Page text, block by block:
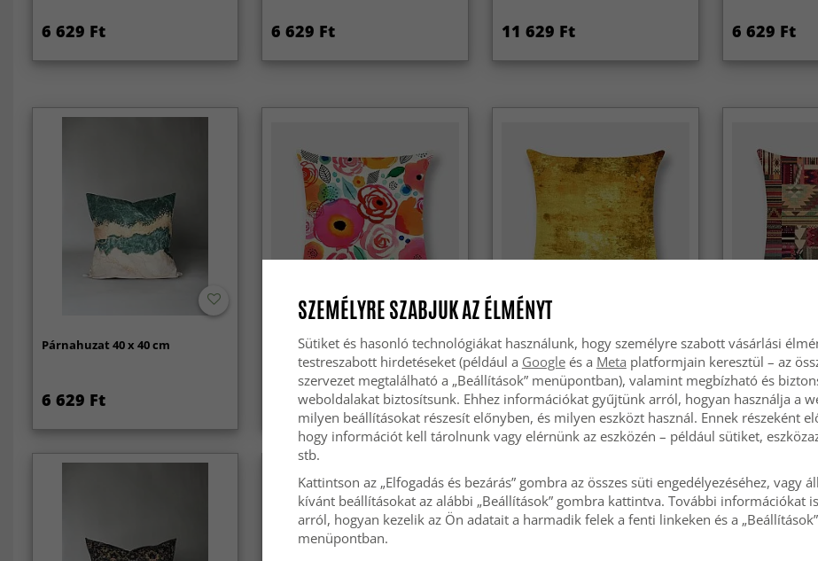
6 629 Ft 6 629 Ft 11 629 Ft 6 629 Ft
Párnahuzat 40 x 40 cm
6 629 Ft
Párnahuzat 40 x 40 cm
6 629 Ft
Párnahuzat 40 x 40 cm
6 629 Ft
Párnahuzat 40
6 629 Ft
SZEMÉLYRE SZABJUK AZ ÉLMÉNYT
Sütiket és hasonló technológiákat használunk, hogy személyre szabott vásárlási
testreszabott hirdetéseket (például a Googleés a Meta platformjain keresztül – az
szervezet megtalálható a „Beállítások” menüpontban), valamint megbízható és
weboldalakat biztosítsunk. Ehhez információkat gyűjtünk arról, hogyan használja a
milyen beállításokat részesít előnyben, és milyen eszközt használ. Ennek részeként
hogy információt kell tárolnunk vagy elérnünk az eszközén – például sütiket,
stb.
Kattintson az „Elfogadás és bezárás” gombra az összes süti engedélyezéséhez, vagy
kívánt beállításokat az alábbi „Beállítások” gombra kattintva. További információkat
arról, hogyan kezelik az Ön adatait a harmadik felek a fenti linkeken és a „Beállítások”
menüpontban.